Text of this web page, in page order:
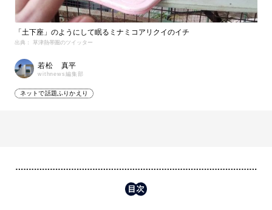
「土下座」のようにして眠るミナミコアリクイのイチ
出典： 草津熱帯圏のツイッター
若松 真平
withnews編集部
ネットで話題ふりかえり